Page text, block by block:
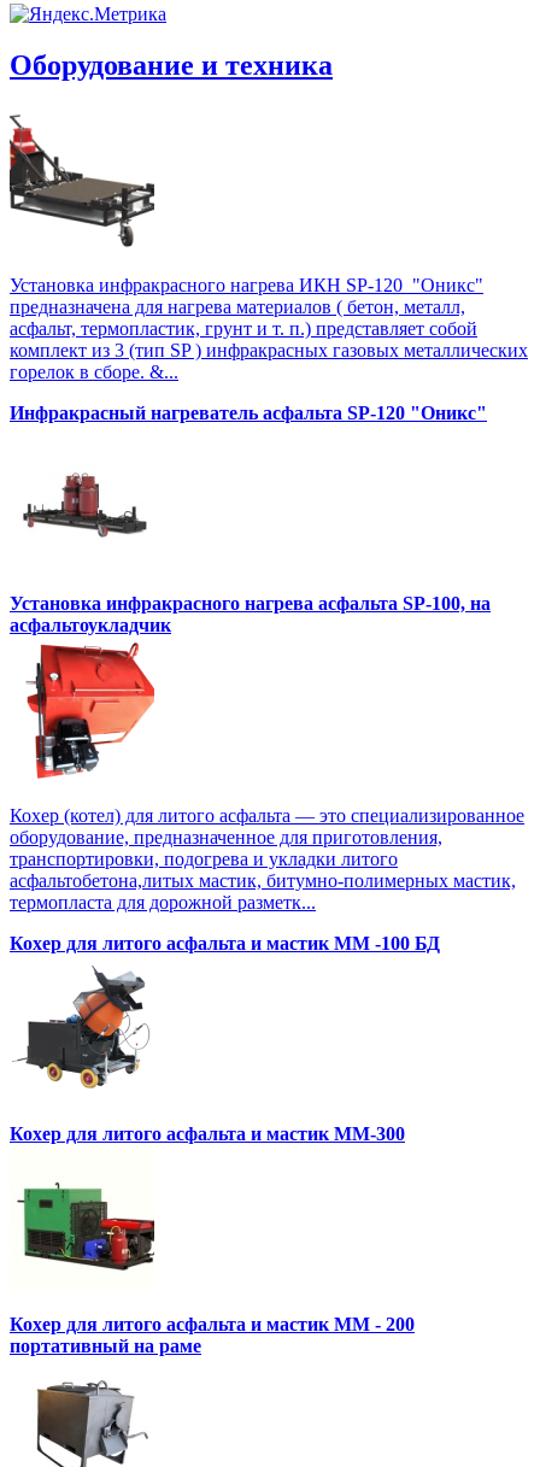
Оборудование и техника
Установка инфракрасного нагрева ИКН SP-120 "Оникс"
предназначена для нагрева материалов ( бетон, металл,
асфальт, термопластик, грунт и т. п.) представляет собой
комплект из 3 (тип SP ) инфракрасных газовых металлических
горелок в сборе. &...
Инфракрасный нагреватель асфальта SP-120 "Оникс"
Установка инфракрасного нагрева асфальта SP-100, на
асфальтоукладчик
Кохер (котел) для литого асфальта — это специализированное
оборудование, предназначенное для приготовления,
транспортировки, подогрева и укладки литого
асфальтобетона,литых мастик, битумно-полимерных мастик,
термопласта для дорожной разметк...
Кохер для литого асфальта и мастик MM -100 БД
Кохер для литого асфальта и мастик MM-300
Кохер для литого асфальта и мастик MM - 200
портативный на раме